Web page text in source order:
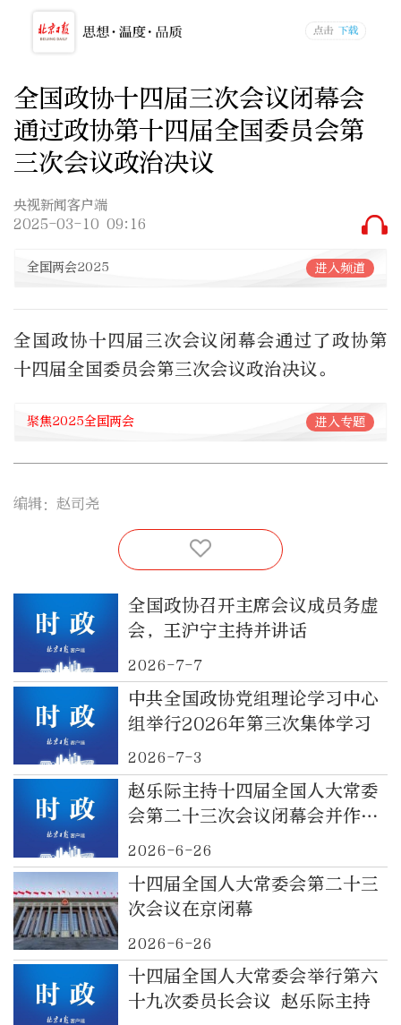
全国政协十四届三次会议闭幕会
通过政协第十四届全国委员会第
三次会议政治决议
央视新闻客户端
2025-03-10 09:16
全国两会2025 进入频道
全国政协十四届三次会议闭幕会通过了政协第
十四届全国委员会第三次会议政治决议。
聚焦2025全国两会 进入专题
编辑：赵司尧
全国政协召开主席会议成员务虚
会，王沪宁主持并讲话
2026-7-7
中共全国政协党组理论学习中心
组举行2026年第三次集体学习
2026-7-3
赵乐际主持十四届全国人大常委
会第二十三次会议闭幕会并作讲
话
2026-6-26
十四届全国人大常委会第二十三
次会议在京闭幕
2026-6-26
十四届全国人大常委会举行第六
十九次委员长会议 赵乐际主持